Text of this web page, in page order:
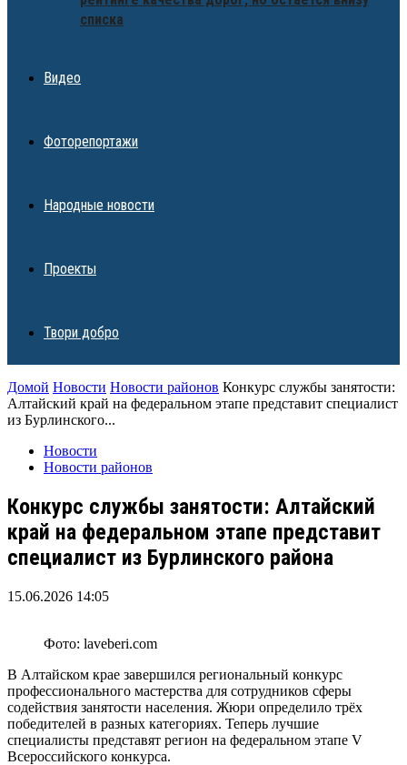
списка
Видео
Фоторепортажи
Народные новости
Проекты
Твори добро
Домой Новости Новости районов Конкурс службы занятости:
Алтайский край на федеральном этапе представит специалист
из Бурлинского...
Новости
Новости районов
Конкурс службы занятости: Алтайский
край на федеральном этапе представит
специалист из Бурлинского района
15.06.2026 14:05
Фото: laveberi.com
В Алтайском крае завершился региональный конкурс
профессионального мастерства для сотрудников сферы
содействия занятости населения. Жюри определило трёх
победителей в разных категориях. Теперь лучшие
специалисты представят регион на федеральном этапе V
Всероссийского конкурса.